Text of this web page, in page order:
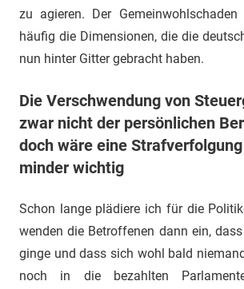
zu agieren. Der
häufig die Dimensionen, die die
nun hinter Gitter gebracht haben.
Die Verschwendung von
zwar nicht der persönlichen
doch wäre eine
minder wichtig
Schon lange plädiere ich für die
wenden die Betroffenen dann ein,
ginge und dass sich wohl bald
noch in die bezahlten